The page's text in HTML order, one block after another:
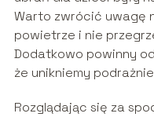
Warto zwrócić uwagę
powietrze i nie
Dodatkowo powinny
że unikniemy
Rozglądając się za